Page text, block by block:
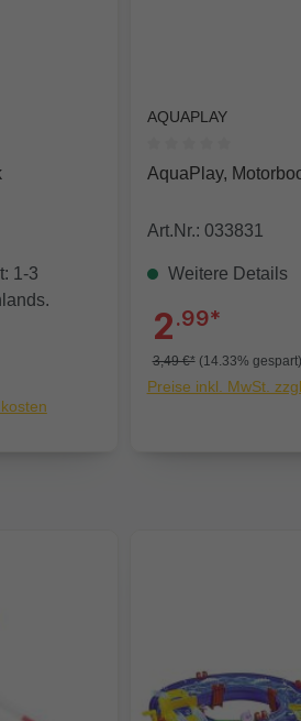
von 0 von 5 Sternen
1-3
AQUAPLAY
Durchschnittliche
AquaPlay,
Art.Nr.: 033831
Weitere Details
2.99*
3,49 €* (14.33% gespart)
Preise inkl. MwSt.